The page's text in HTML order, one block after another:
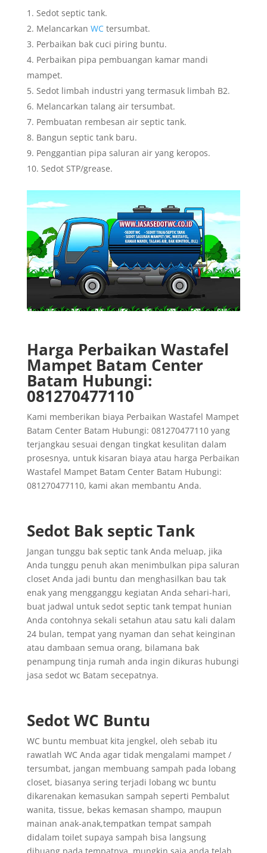
Sedot septic tank.
Melancarkan WCtersumbat.
Perbaikan bak cuci piring buntu.
Perbaikan pipa pembuangan kamar mandi
mampet.
Sedot limbah industri yang termasuk limbah B2.
Melancarkan talang air tersumbat.
Pembuatan rembesan air septic tank.
Bangun septic tank baru.
Penggantian pipa saluran air yang keropos.
Sedot STP/grease.
Harga Perbaikan Wastafel
Mampet Batam Center
Batam Hubungi:
081270477110
Kami memberikan biaya Perbaikan Wastafel Mampet
Batam Center Batam Hubungi: 081270477110 yang
terjangkau sesuai dengan tingkat kesulitan dalam
prosesnya, untuk kisaran biaya atau harga Perbaikan
Wastafel Mampet Batam Center Batam Hubungi:
081270477110, kami akan membantu Anda.
Sedot Bak septic Tank
Jangan tunggu bak septic tank Anda meluap, jika
Anda tunggu penuh akan menimbulkan pipa saluran
closet Anda jadi buntu dan menghasilkan bau tak
enak yang mengganggu kegiatan Anda sehari-hari,
buat jadwal untuk sedot septic tank tempat hunian
Anda contohnya sekali setahun atau satu kali dalam
24 bulan, tempat yang nyaman dan sehat keinginan
atau dambaan semua orang, bilamana bak
penampung tinja rumah anda ingin dikuras hubungi
jasa sedot wc Batam secepatnya.
Sedot WC Buntu
WC buntu membuat kita jengkel, oleh sebab itu
rawatlah WC Anda agar tidak mengalami mampet /
tersumbat, jangan membuang sampah pada lobang
closet, biasanya sering terjadi lobang wc buntu
dikarenakan kemasukan sampah seperti Pembalut
wanita, tissue, bekas kemasan shampo, maupun
mainan anak-anak,tempatkan tempat sampah
didalam toilet supaya sampah bisa langsung
dibuang pada tempatnya, mungkin saja anda telah